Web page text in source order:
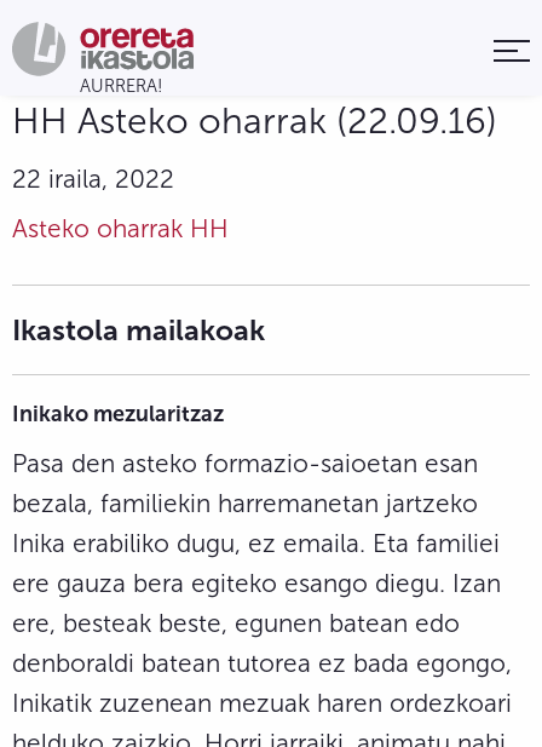
HH Asteko oharrak (22.09.16)
22 iraila, 2022
Asteko oharrak HH
Ikastola mailakoak
Inikako mezularitzaz
Pasa den asteko formazio-saioetan esan
bezala, familiekin harremanetan jartzeko
Inika erabiliko dugu, ez emaila. Eta familiei
ere gauza bera egiteko esango diegu. Izan
ere, besteak beste, egunen batean edo
denboraldi batean tutorea ez bada egongo,
Inikatik zuzenean mezuak haren ordezkoari